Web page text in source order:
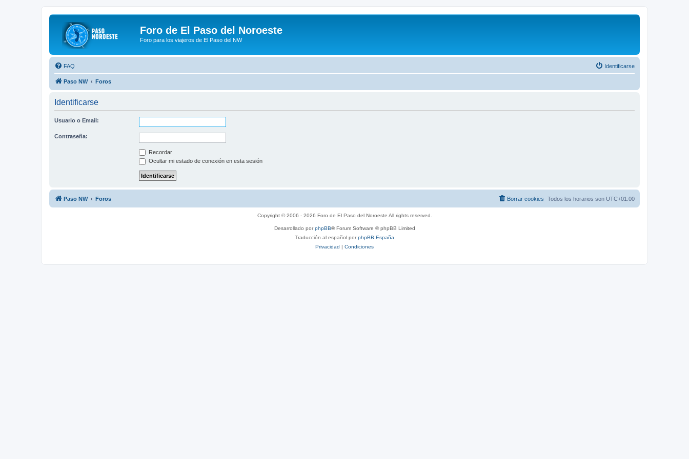
Foro de El Paso del Noroeste
Foro para los viajeros de El Paso del NW
FAQ Identificarse
Paso NW Foros
Identificarse
Usuario o Email:
Contraseña:
Recordar
Ocultar mi estado de conexión en esta sesión
Paso NW Foros Todos los horarios son UTC+01:00
Borrar cookies
Copyright © 2006 - 2026 Foro de El Paso del Noroeste All rights reserved.
Desarrollado porphpBB® Forum Software © phpBB Limited
Traducción al español porphpBB España
Privacidad | Condiciones